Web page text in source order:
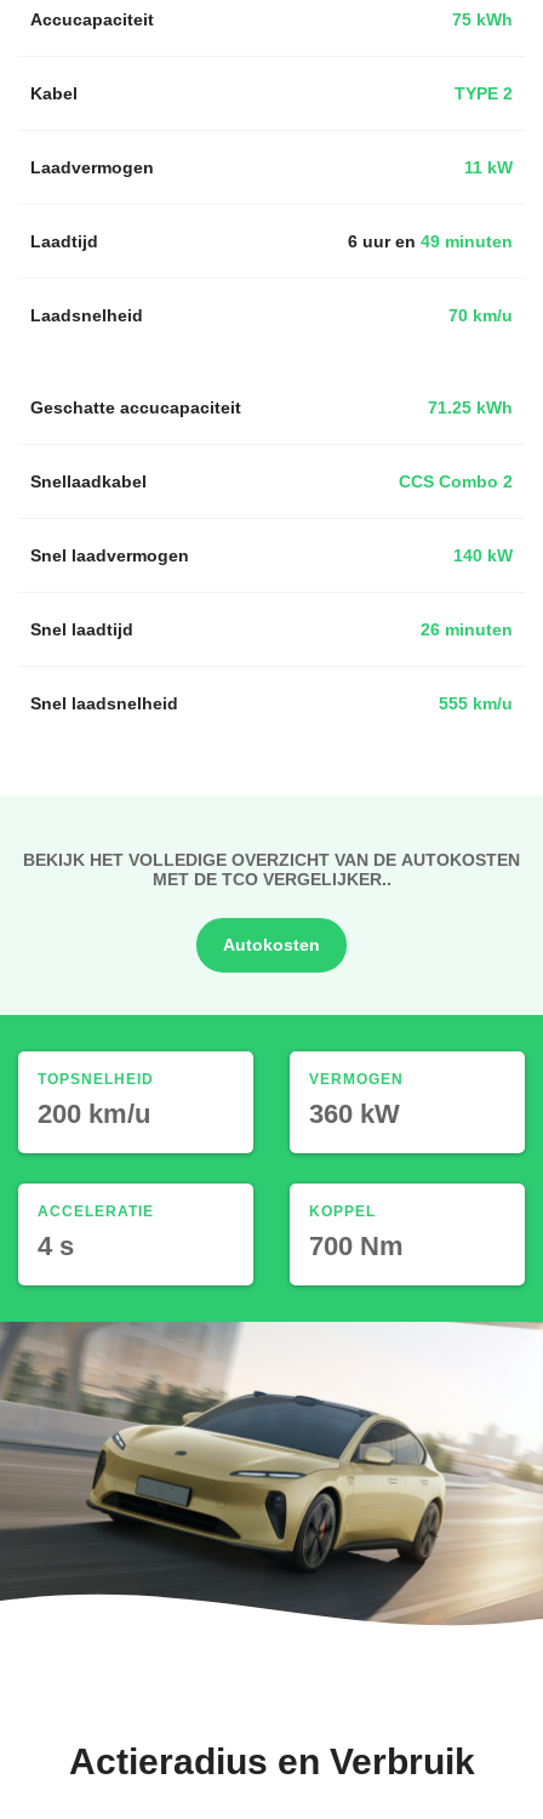
Accucapaciteit 75 kWh
Kabel TYPE 2
Laadvermogen 11 kW
Laadtijd 6 uur en 49 minuten
Laadsnelheid 70 km/u
71.25 kWh
Geschatte accucapaciteit
Snellaadkabel CCS Combo 2
Snel laadvermogen 140 kW
Snel laadtijd 26 minuten
Snel laadsnelheid 555 km/u
BEKIJK HET VOLLEDIGE OVERZICHT VAN DE AUTOKOSTEN
MET DE TCO VERGELIJKER..
Autokosten
TOPSNELHEID
200 km/u
ACCELERATIE
4 s
VERMOGEN
360 kW
KOPPEL
700 Nm
Actieradius en Verbruik